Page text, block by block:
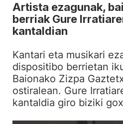
Artista ezagunak,
berriak Gure
kantaldian
Kantari eta musikari
dispositibo berrietan
Baionako Zizpa
ostiralean. Gure
kantaldia giro biziki